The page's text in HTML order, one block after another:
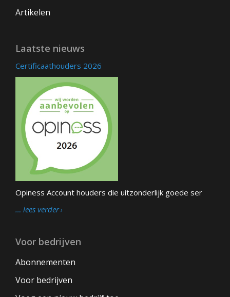
Artikelen
Laatste nieuws
Certificaathouders 2026
Opiness Account houders die uitzonderlijk goede ser
… lees verder
Voor bedrijven
Abonnementen
Voor bedrijven